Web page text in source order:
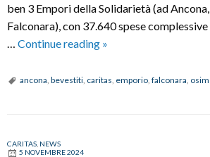
ben 3 Empori della Solidarietà (ad
Falconara), con 37.640 spese
Continue reading 10
di
»
ancona bevestiti caritas emporio falconara
CARITAS NEWS
5 NOVEMBRE 2024